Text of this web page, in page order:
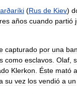
(Rus de Kiev)
años cuando partió
capturado por una
como esclavos. Olaf,
Klerkon. Éste mató
su vez los vendió a un